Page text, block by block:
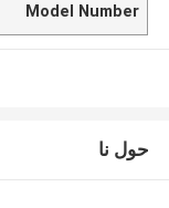
Model Number
حول نا